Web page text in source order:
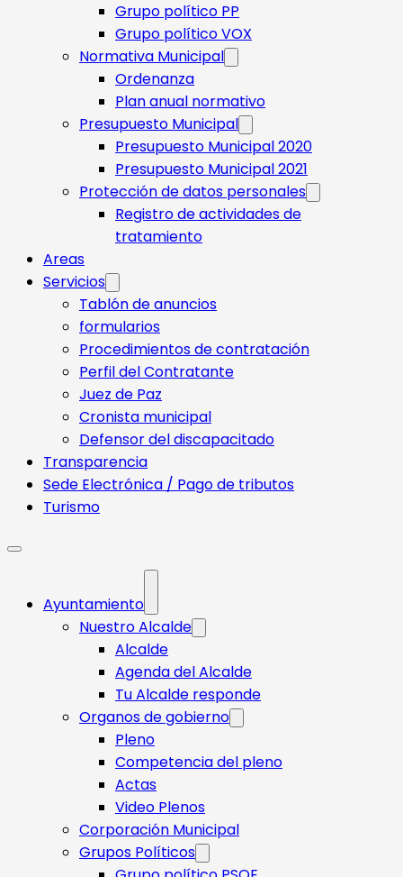
Grupo político PP
Grupo político VOX
Normativa Municipal
Ordenanza
Plan anual normativo
Presupuesto Municipal
Presupuesto Municipal 2020
Presupuesto Municipal 2021
Protección de datos personales
Registro de actividades de
tratamiento
Areas
Servicios
Tablón de anuncios
formularios
Procedimientos de contratación
Perfil del Contratante
Juez de Paz
Cronista municipal
Defensor del discapacitado
Transparencia
Sede Electrónica / Pago de tributos
Turismo
Ayuntamiento
Nuestro Alcalde
Alcalde
Agenda del Alcalde
Tu Alcalde responde​
Organos de gobierno
Pleno
Competencia del pleno
Actas
Video Plenos
Corporación Municipal
Grupos Políticos